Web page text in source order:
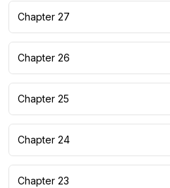
Chapter 27
Chapter 26
Chapter 25
Chapter 24
Chapter 23